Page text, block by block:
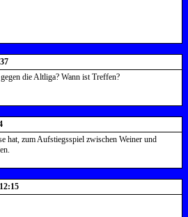
die Altliga? Wann ist Treffen?
hat, zum Aufstiegsspiel zwischen Weiner und